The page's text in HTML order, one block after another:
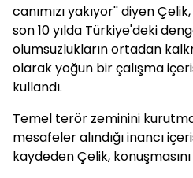
canımızı yakıyor'' diyen
son 10 yılda Türkiye'deki
olumsuzlukların ortadan
olarak yoğun bir çalışma
kullandı.
Temel terör zeminini
mesafeler alındığı inancı
kaydeden Çelik,